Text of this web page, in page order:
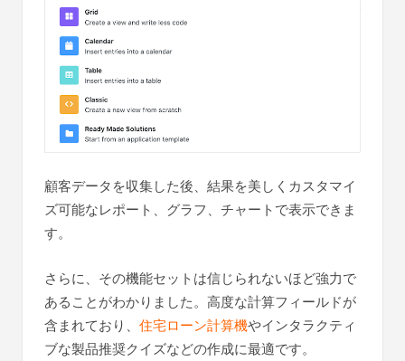
顧客データを収集した後、結果を美しくカスタマイ
ズ可能なレポート、グラフ、チャートで表示できま
す。
さらに、その機能セットは信じられないほど強力で
あることがわかりました。高度な計算フィールドが
含まれており、 住宅ローン計算機やインタラクティ
ブな製品推奨クイズなどの作成に最適です。